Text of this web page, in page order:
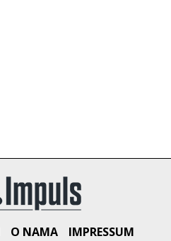
O NAMA IMPRESSUM